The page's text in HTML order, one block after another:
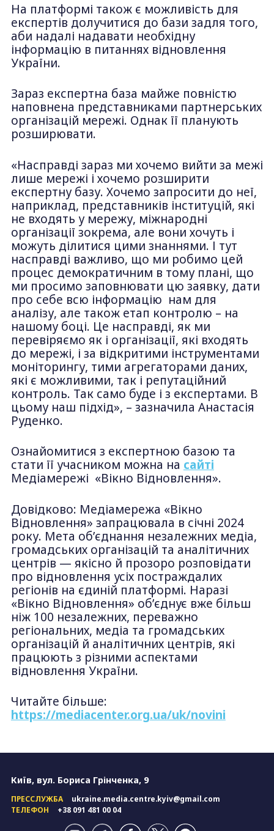
На платформі також є можливість для
експертів долучитися до бази задля того,
аби надалі надавати необхідну
інформацію в питаннях відновлення
України.
Зараз експертна база майже повністю
наповнена представниками партнерських
організацій мережі. Однак її планують
розширювати.
«Насправді зараз ми хочемо вийти за межі
лише мережі і хочемо розширити
експертну базу. Хочемо запросити до неї,
наприклад, представників інституцій, які
не входять у мережу, міжнародні
організації зокрема, але вони хочуть і
можуть ділитися цими знаннями. І тут
насправді важливо, що ми робимо цей
процес демократичним в тому плані, що
ми просимо заповнювати цю заявку, дати
про себе всю інформацію нам для
аналізу, але також етап контролю – на
нашому боці. Це насправді, як ми
перевіряємо як і організації, які входять
до мережі, і за відкритими інструментами
моніторингу, тими агрегаторами даних,
які є можливими, так і репутаційний
контроль. Так само буде і з експертами. В
цьому наш підхід», – зазначила Анастасія
Руденко.
Ознайомитися з експертною базою та
стати її учасником можна на сайті
Медіамережі «Вікно Відновлення».
Довідково: Медіамережа «Вікно
Відновлення» запрацювала в січні 2024
року. Мета об’єднання незалежних медіа,
громадських організацій та аналітичних
центрів — якісно й прозоро розповідати
про відновлення усіх постраждалих
регіонів на єдиній платформі. Наразі
«Вікно Відновлення» об’єднує вже більш
ніж 100 незалежних, переважно
регіональних, медіа та громадських
організацій й аналітичних центрів, які
працюють з різними аспектами
відновлення України.
Читайте більше:
https://mediacenter.org.ua/uk/novini
Київ, вул. Бориса Грінченка, 9
ПРЕССЛУЖБА
ukraine.media.centre.kyiv@gmail.com
ТЕЛЕФОН
+38 091 481 00 04